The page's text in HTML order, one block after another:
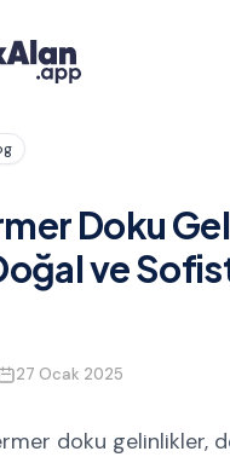
Doku
ve
27 Ocak 2025
doku gelinlikler,